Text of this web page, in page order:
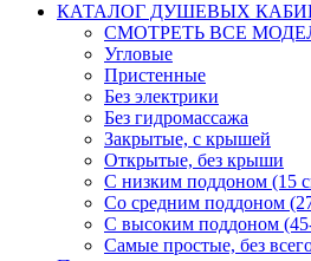
КАТАЛОГ ДУШЕВЫХ
СМОТРЕТЬ ВСЕ
Угловые
Пристенные
Без электрики
Без гидромассажа
Закрытые, с крышей
Открытые, без крыши
С низким поддоном (15
Со средним поддоном
С высоким поддоном
Самые простые, без